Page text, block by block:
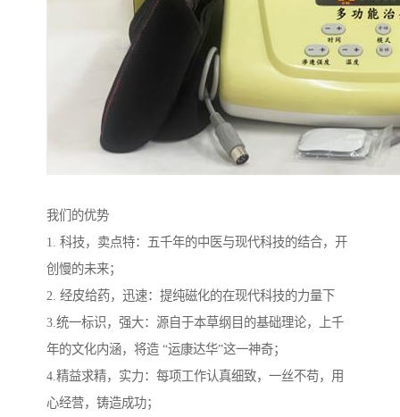
我们的优势
1. 科技，卖点特：五千年的中医与现代科技的结合，开
创慢的未来；
2. 经皮给药，迅速：提纯磁化的在现代科技的力量下
3.统一标识，强大：源自于本草纲目的基础理论，上千
年的文化内涵，将造 “运康达华”这一神奇；
4.精益求精，实力：每项工作认真细致，一丝不苟，用
心经营，铸造成功；